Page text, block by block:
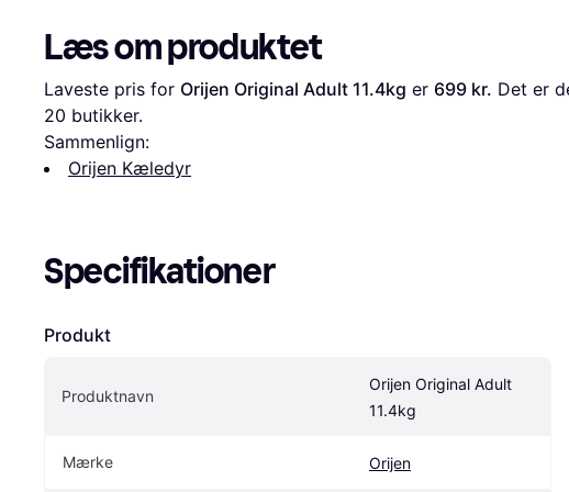
Læs om produktet
Laveste pris for Orijen Original Adult 11.4kg er 699 kr.
20 butikker.
Sammenlign:
Orijen Kæledyr
Specifikationer
Produkt
Produktnavn
Orijen Original Adult
11.4kg
Mærke Orijen